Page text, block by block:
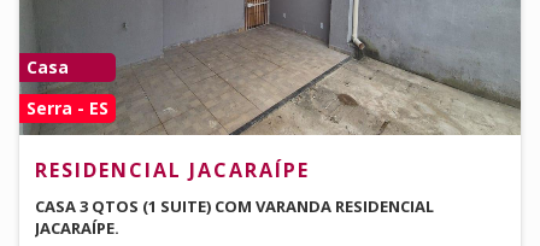
Casa
Serra - ES
RESIDENCIAL JACARAÍPE
CASA 3 QTOS (1 SUITE) COM VARANDA RESIDENCIAL
JACARAÍPE.